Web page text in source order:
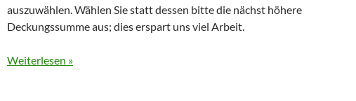
auszuwählen. Wählen Sie statt dessen bitte die nächst höhere
Deckungssumme aus; dies erspart uns viel Arbeit.
Weiterlesen »